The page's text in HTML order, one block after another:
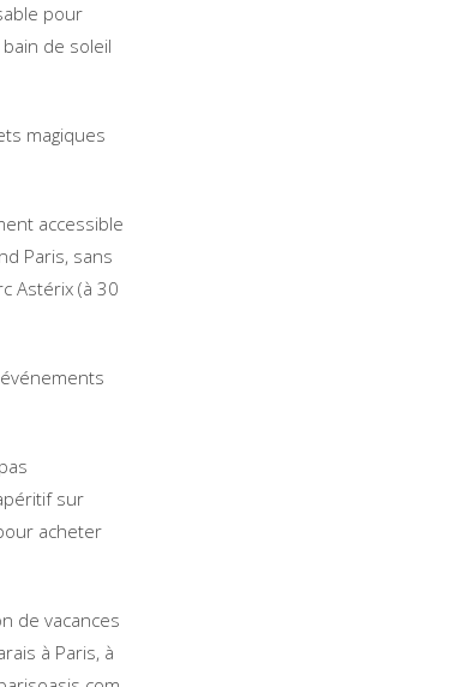
pour
de soleil
magiques
accessible
Paris, sans
Astérix (à 30
sur
acheter
de vacances
à Paris, à